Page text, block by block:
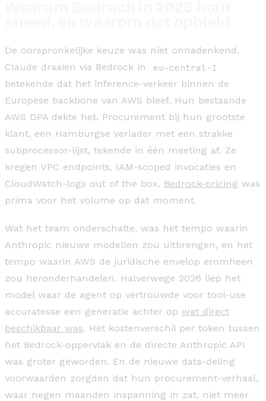
De oorspronkelijke keuze was niet onnadenkend.
Claude draaien via Bedrock in
eu-central-1
betekende dat het inference-verkeer binnen de
Europese backbone van AWS bleef. Hun bestaande
AWS DPA dekte het. Procurement bij hun grootste
klant, een Hamburgse verlader met een strakke
subprocessor-lijst, tekende in één meeting af. Ze
kregen VPC endpoints, IAM-scoped invocaties en
CloudWatch-logs out of the box. Bedrock-pricing was
prima voor het volume op dat moment.
Wat het team onderschatte, was het tempo waarin
Anthropic nieuwe modellen zou uitbrengen, en het
tempo waarin AWS de juridische envelop eromheen
zou heronderhandelen. Halverwege 2026 liep het
model waar de agent op vertrouwde voor tool-use
accuratesse een generatie achter op wat direct
beschikbaar was. Het kostenverschil per token tussen
het Bedrock-oppervlak en de directe Anthropic API
was groter geworden. En de nieuwe data-deling
voorwaarden zorgden dat hun procurement-verhaal,
waar negen maanden inspanning in zat, niet meer